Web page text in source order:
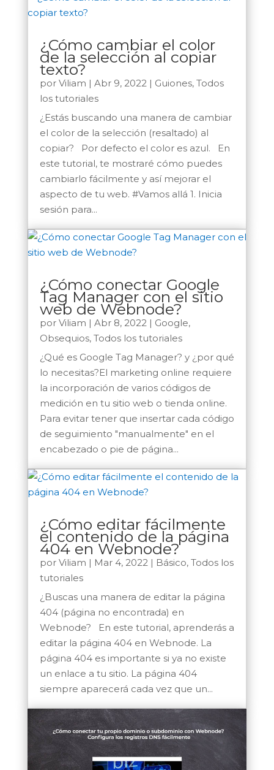
¿Cómo cambiar el color
de la selección al copiar
texto?
por Viliam | Abr 9, 2022| Guiones, Todos
los tutoriales
¿Estás buscando una manera de cambiar
el color de la selección (resaltado) al
copiar? Por defecto el color es azul. En
este tutorial, te mostraré cómo puedes
cambiarlo fácilmente y así mejorar el
aspecto de tu web. #Vamos allá 1. Inicia
sesión para...
¿Cómo conectar Google
Tag Manager con el sitio
web de Webnode?
por Viliam | Abr 8, 2022| Google,
Obsequios, Todos los tutoriales
¿Qué es Google Tag Manager? y ¿por qué
lo necesitas?El marketing online requiere
la incorporación de varios códigos de
medición en tu sitio web o tienda online.
Para evitar tener que insertar cada código
de seguimiento "manualmente" en el
encabezado o pie de página...
¿Cómo editar fácilmente
el contenido de la página
404 en Webnode?
por Viliam | Mar 4, 2022| Básico, Todos los
tutoriales
¿Buscas una manera de editar la página
404 (página no encontrada) en
Webnode? En este tutorial, aprenderás a
editar la página 404 en Webnode. La
página 404 es importante si ya no existe
un enlace a tu sitio. La página 404
siempre aparecerá cada vez que un...